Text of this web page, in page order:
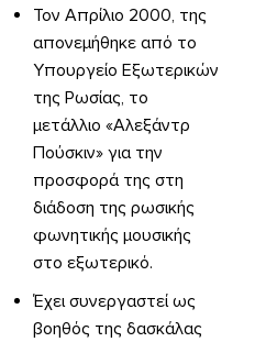
Τον Απρίλιο 2000, της
απονεμήθηκε από το
Υπουργείο Εξωτερικών
της Ρωσίας, το
μετάλλιο «Αλεξάντρ
Πούσκιν» για την
προσφορά της στη
διάδοση της ρωσικής
φωνητικής μουσικής
στο εξωτερικό.
Έχει συνεργαστεί ως
βοηθός της δασκάλας